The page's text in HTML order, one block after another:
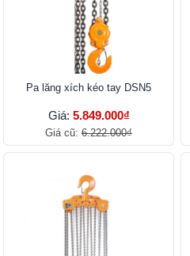
Pa lăng xích kéo tay DSN5
Giá: 5.849.000₫
Giá cũ: 6.222.000₫